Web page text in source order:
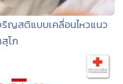
ญสติแบบเคลื่อนไหวแนว
โภ